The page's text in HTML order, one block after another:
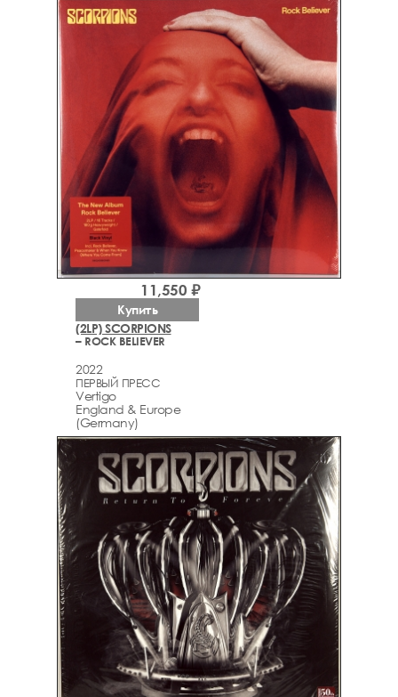
(2LP) SCORPIONS
– ROCK BELIEVER
2022
ПЕРВЫЙ ПРЕСС
Vertigo
England & Europe
(Germany)
11,550 ₽
Купить